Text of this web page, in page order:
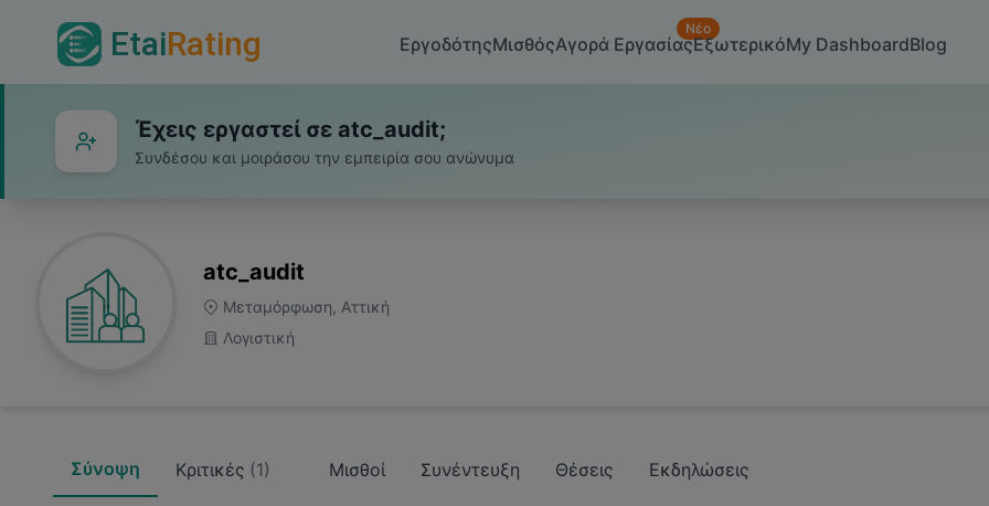
EtaiRating ΕργοδότηςΜισθόςΑγορά Εργασίας
Νέο
ΕξωτερικόMy DashboardBlog
Έχεις εργαστεί σε atc_audit;
Συνδέσου και μοιράσου την εμπειρία σου ανώνυμα
atc_audit
Μεταμόρφωση, Αττική
Λογιστική
Σύνοψη Κριτικές (1) Μισθοί Συνέντευξη Θέσεις Εκδηλώσεις